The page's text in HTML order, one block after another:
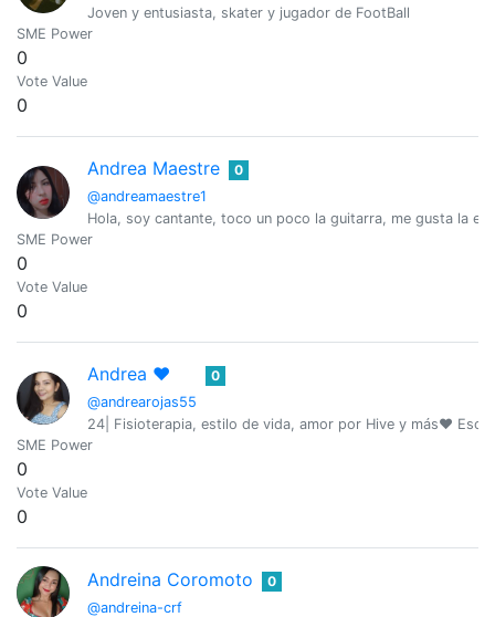
Joven y entusiasta, skater y jugador de FootBall
SME Power
0
Vote Value
0
Andrea Maestre
@andreamaestre1
0
Hola, soy cantante, toco un poco la guitarra, me gusta la
SME Power
0
Vote Value
0
Andrea ❤️
@andrearojas55
0
24| Fisioterapia, estilo de vida, amor por Hive y más❤️
SME Power
0
Vote Value
0
Andreina Coromoto
@andreina-crf
0